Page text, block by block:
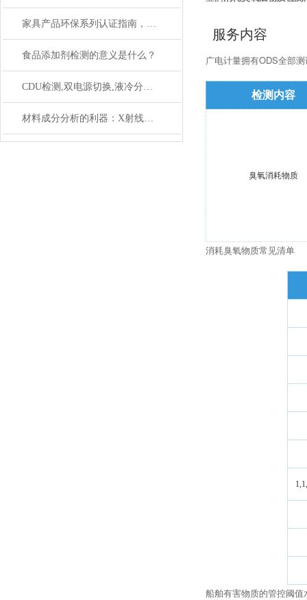
家具产品环保系列认证指南，告别家居”隐形污染”
食品添加剂检测的意义是什么？
CDU检测,双电源切换,液冷分配单元冗余备份
材料成分分析的利器：X射线能谱（EDS）技术原理解析
服务内容
广电计量拥有ODS全部
检测内容
臭氧消耗物质
消耗臭氧物质常见清单
船舶有害物质的管控阈值